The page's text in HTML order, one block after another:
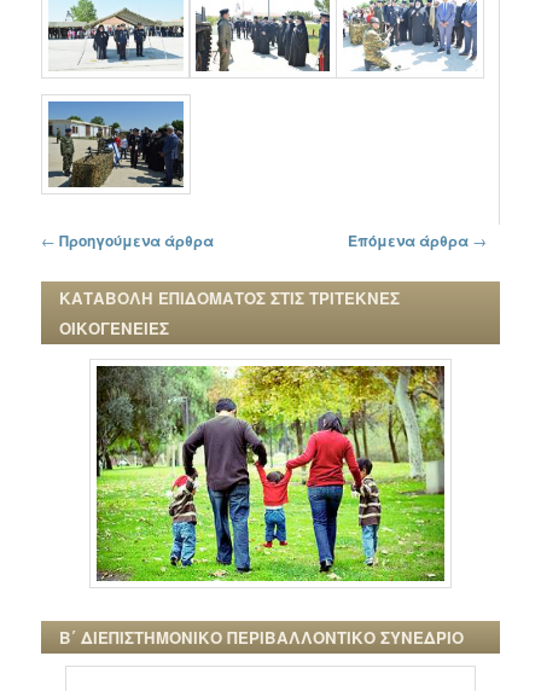
Πλοήγηση στα άρθρα
← Προηγούμενα άρθρα Επόμενα άρθρα →
ΚΑΤΑΒΟΛΗ ΕΠΙΔΟΜΑΤΟΣ ΣΤΙΣ ΤΡΙΤΕΚΝΕΣ
ΟΙΚΟΓΕΝΕΙΕΣ
Β΄ ΔΙΕΠΙΣΤΗΜΟΝΙΚΟ ΠΕΡΙΒΑΛΛΟΝΤΙΚΟ ΣΥΝΕΔΡΙΟ